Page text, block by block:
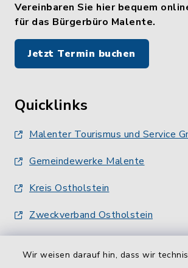
Wir weisen darauf hin, dass wir
Vereinbaren Sie hier bequem
für das Bürgerbüro Malente.
Jetzt Termin buchen
Quicklinks
Malenter Tourismus und Service
Gemeindewerke Malente
Kreis Ostholstein
Zweckverband Ostholstein